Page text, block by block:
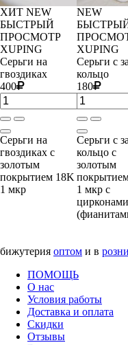
ХИТ NEW
БЫСТРЫЙ
ПРОСМОТР
XUPING
Серьги на
гвоздиках
400
Серьги на
гвоздиках с
золотым
покрытием 18K
1 мкр
NEW
XUPING
Серьги с
кольцо
180
Серьги с
кольцо с
золотым
1 мкр с
цирконами
бижутерия оптом и в
ПОМОЩЬ
О нас
Условия работы
Доставка и оплата
Скидки
Отзывы